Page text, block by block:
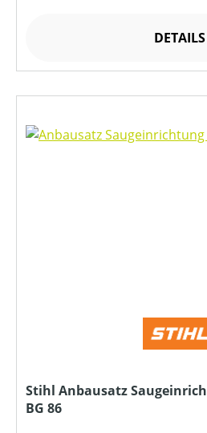
DETAILS
Stihl Anbausatz
BG 86